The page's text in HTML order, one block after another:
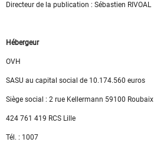
Directeur de la publication : Sébastien RIVOAL
Hébergeur
OVH
SASU au capital social de 10.174.560 euros
Siège social : 2 rue Kellermann 59100 Roubaix
424 761 419 RCS Lille
Tél. : 1007